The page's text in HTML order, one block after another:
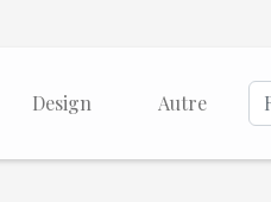
Design Autre